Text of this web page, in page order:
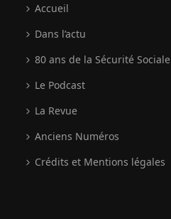
Accueil
Dans l’actu
80 ans de la Sécurité Sociale
Le Podcast
La Revue
Anciens Numéros
Crédits et Mentions légales